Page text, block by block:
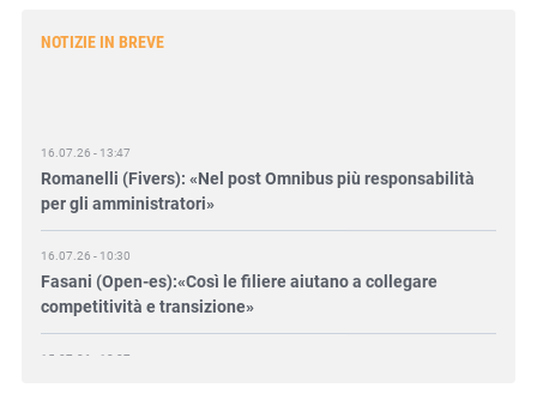
NOTIZIE IN BREVE
per gli amministratori»
competitività e transizione»